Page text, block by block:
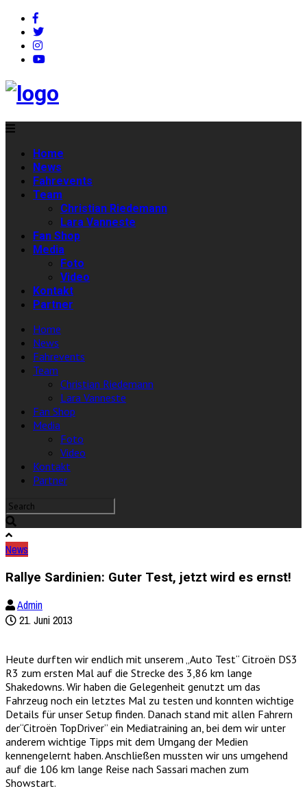
Home
News
Fahrevents
Team
Christian Riedemann
Lara Vanneste
Fan Shop
Media
Foto
Video
Kontakt
Partner
Home
News
Fahrevents
Team
Christian Riedemann
Lara Vanneste
Fan Shop
Media
Foto
Video
Kontakt
Partner
News
Rallye Sardinien: Guter Test, jetzt wird es ernst!
Admin
21. Juni 2013
Heute durften wir endlich mit unserem „Auto Test“ Citroën DS3
R3 zum ersten Mal auf die Strecke des 3,86 km lange
Shakedowns. Wir haben die Gelegenheit genutzt um das
Fahrzeug noch ein letztes Mal zu testen und konnten wichtige
Details für unser Setup finden. Danach stand mit allen Fahrern
der“Citroën TopDriver” ein Mediatraining an, bei dem wir unter
anderem wichtige Tipps mit dem Umgang der Medien
kennengelernt haben. Anschließen mussten wir uns umgehend
auf die 106 km lange Reise nach Sassari machen zum
Showstart.